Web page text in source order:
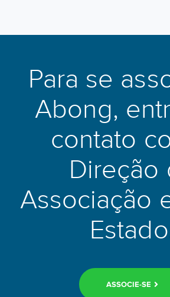
Para se
Abong,
contato
Direção
Associação
ASSOCIE-SE